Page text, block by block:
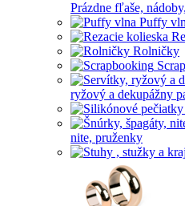
Prázdne fľaše,
Puffy
Rolničky
ryžový a dekupážny
nite, pruženky